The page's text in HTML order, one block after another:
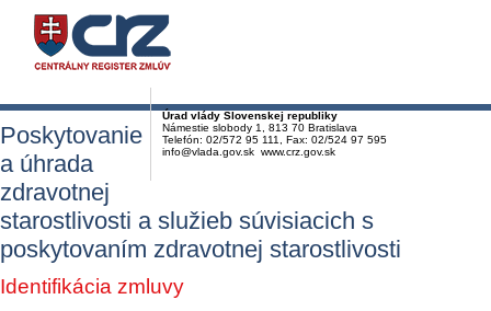
Úrad vlády Slovenskej republiky
Námestie slobody 1, 813 70 Bratislava
Telefón: 02/572 95 111, Fax: 02/524 97 595
info@vlada.gov.sk www.crz.gov.sk
Poskytovanie
a úhrada
zdravotnej
starostlivosti a služieb súvisiacich s
poskytovaním zdravotnej starostlivosti
Identifikácia zmluvy